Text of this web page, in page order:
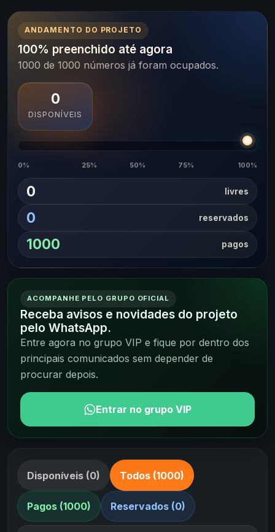
ANDAMENTO DO PROJETO
100% preenchido até agora
1000 de 1000 números já foram ocupados.
0
DISPONÍVEIS
0% 25% 50% 75% 100%
0 livres
0 reservados
1000 pagos
ACOMPANHE PELO GRUPO OFICIAL
Receba avisos e novidades do projeto
pelo WhatsApp.
Entre agora no grupo VIP e fique por dentro dos
principais comunicados sem depender de
procurar depois.
Entrar no grupo VIP
Disponíveis (0) Todos (1000)
Pagos (1000) Reservados (0)